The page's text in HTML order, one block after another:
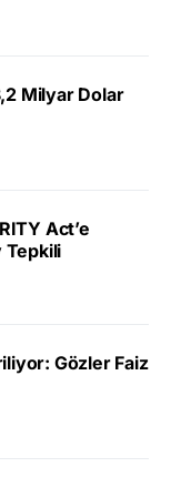
Milyar Dolar
Act’e
Tepkili
Gözler Faiz